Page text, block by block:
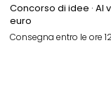
Concorso di idee · Al
euro
Consegna entro le ore